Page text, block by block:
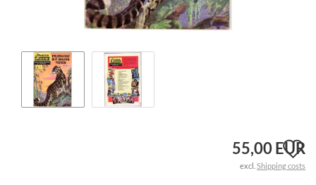
55,00 EUR
excl. Shipping costs